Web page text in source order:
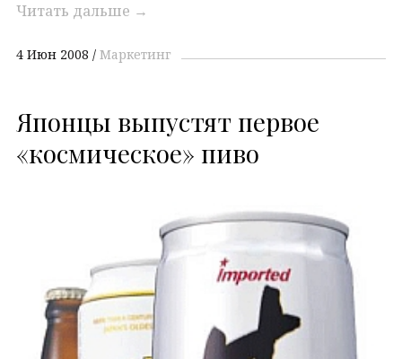
Читать дальше →
4 Июн 2008 Маркетинг
Японцы выпустят первое
«космическое» пиво